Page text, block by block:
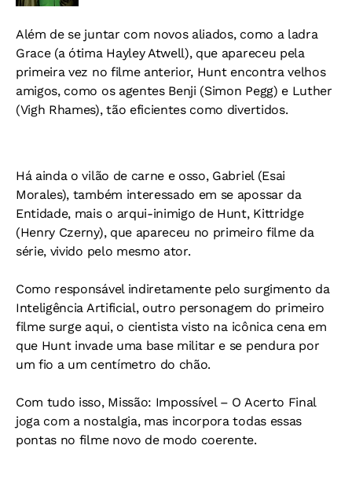
Além de se juntar com novos aliados, como a ladra
Grace (a ótima Hayley Atwell), que apareceu pela
primeira vez no filme anterior, Hunt encontra velhos
amigos, como os agentes Benji (Simon Pegg) e Luther
(Vigh Rhames), tão eficientes como divertidos.
Há ainda o vilão de carne e osso, Gabriel (Esai
Morales), também interessado em se apossar da
Entidade, mais o arqui-inimigo de Hunt, Kittridge
(Henry Czerny), que apareceu no primeiro filme da
série, vivido pelo mesmo ator.
Como responsável indiretamente pelo surgimento da
Inteligência Artificial, outro personagem do primeiro
filme surge aqui, o cientista visto na icônica cena em
que Hunt invade uma base militar e se pendura por
um fio a um centímetro do chão.
Com tudo isso, Missão: Impossível – O Acerto Final
joga com a nostalgia, mas incorpora todas essas
pontas no filme novo de modo coerente.